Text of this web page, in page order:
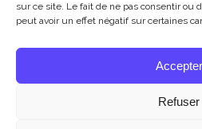
sur ce site. Le fait de ne pas consentir ou
peut avoir un effet négatif sur certaines
Accepter
Refuser